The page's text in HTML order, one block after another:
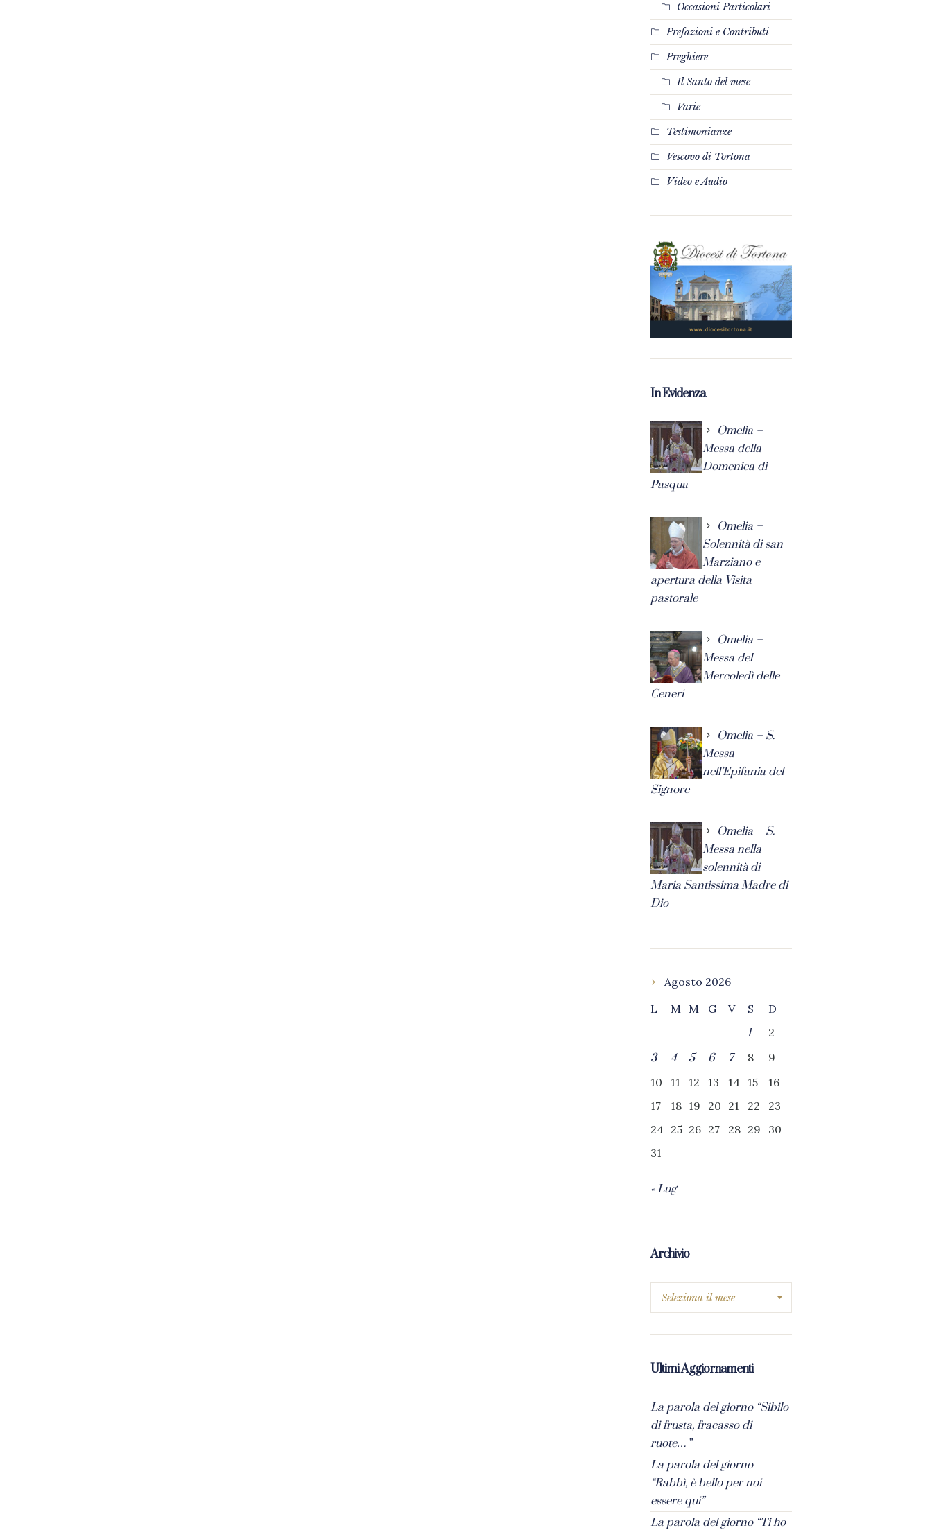
Occasioni Particolari
Prefazioni e Contributi
Preghiere
Il Santo del mese
Varie
Testimonianze
Vescovo di Tortona
Video e Audio
In Evidenza
Omelia –
Messa della
Domenica di
Pasqua
Omelia –
Solennità di san
Marziano e
apertura della Visita
pastorale
Omelia –
Messa del
Mercoledì delle
Ceneri
Omelia – S.
Messa
nell’Epifania del
Signore
Omelia – S.
Messa nella
solennità di
Maria Santissima Madre di
Dio
Agosto 2026
L
M M G V S
D
1
2
3
4 5 6 7 8
9
10
11 12 13 14 15
16
17
18 19 20 21 22
23
24 25 26 27 28 29
30
31
« Lug
Archivio
Ultimi Aggiornamenti
La parola del giorno “Sibilo
di frusta, fracasso di
ruote…”
La parola del giorno
“Rabbì, è bello per noi
essere qui”
La parola del giorno “Ti ho